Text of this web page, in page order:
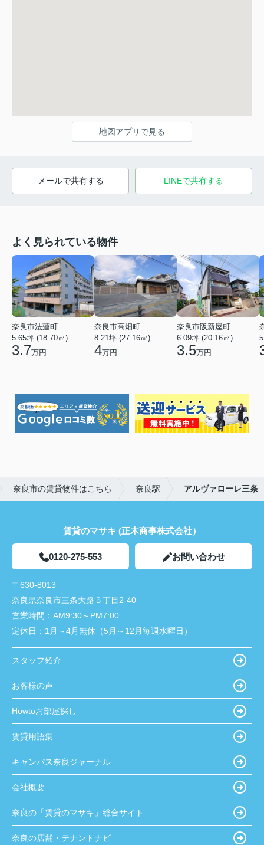
地図アプリで見る
メールで共有する LINEで共有する
よく見られている物件
奈良市法蓮町
5.65坪 (18.70㎡)
3.7万円
奈良市高畑町
8.21坪 (27.16㎡)
4万円
奈良市阪新屋町
6.09坪 (20.16㎡)
3.5万円
奈良市の賃貸物件はこちら 奈良駅 アルヴァローレ三条
賃貸のマサキ (正木商事株式会社）
0120-275-553 お問い合わせ
〒630-8013
奈良県奈良市三条大路５丁目2-40
営業時間： AM9:30～PM7:00
定休日： 1月～4月無休（5月～12月毎週水曜日）
スタッフ紹介
お客様の声
Howtoお部屋探し
賃貸用語集
キャンパス奈良ジャーナル
会社概要
奈良の「賃貸のマサキ」総合サイト
奈良の店舗・テナントナビ